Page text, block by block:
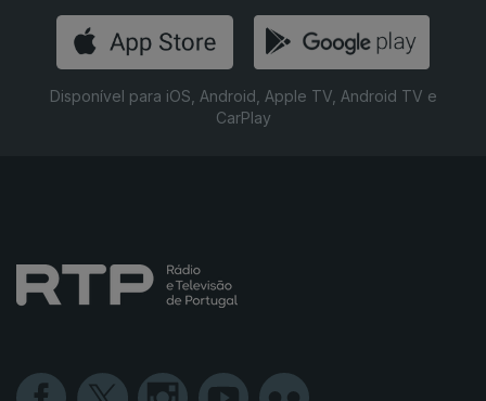
Disponível para iOS, Android, Apple TV, Android TV e
CarPlay